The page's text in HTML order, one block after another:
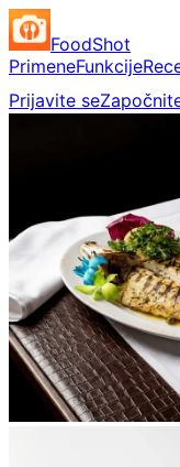
FoodShot
PrimeneFunkcije
Prijavite se